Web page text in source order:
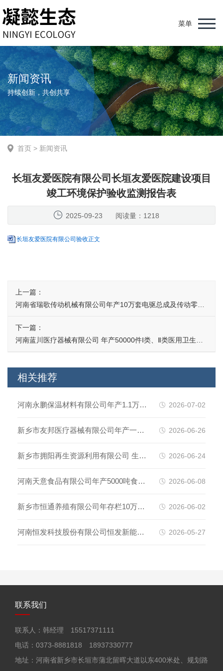
菜单
新闻资讯
持续创新，共创共享
首页 > 新闻资讯
长垣友爱医院有限公司长垣友爱医院建设项目
竣工环境保护验收监测报告表
2025-09-23 阅读量：1218
长垣友爱医院有限公司验收正文
上一篇：
河南省瑞歌传动机械有限公司年产10万套电驱总成及传动零部
下一篇：
河南蓝川医疗器械有限公司 年产50000件Ⅰ类、Ⅱ类医用卫生材
料项目（一期） 竣工环境保护验收监测报告表
相关推荐
河南永鹏保温材料有限公司年产1.1万件
起重配件模具项目（一期）竣工环境保
护验收监测报告表
2026-07-02
新乡市友邦医疗器械有限公司年产一万
件一类、二类医用卫生材料项目（一
期）竣工环境保护验收监测报告表
2026-06-26
新乡市拥阳再生资源利用有限公司 生活
垃圾焚烧发电炉渣综合处置利用项目 竣
工环境保护验收监测报告表
2026-06-24
河南天意食品有限公司年产5000吨食用
油及5000吨调味品项目（一期）竣工环
境保护验收监测报告表
2026-06-08
新乡市恒通养殖有限公司年存栏10万羽
蛋鸡养殖项目 环境影响评价一次公示
2026-06-02
河南恒发科技股份有限公司恒发新能源
（一期工程）
2026-05-27
联系我们
联系人：韩经理 15517371111
电话：0373-8881818 18937330777
地址：河南省新乡市长垣市蒲北留晖大道以东400米处、规划路